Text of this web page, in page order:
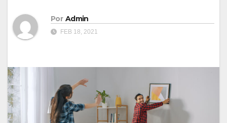
Por Admin
FEB 18, 2021